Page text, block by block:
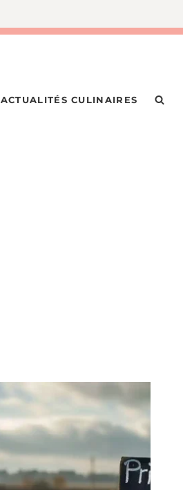
ACTUALITÉS CULINAIRES